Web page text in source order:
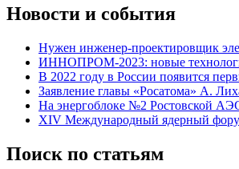
Новости и события
Нужен инженер-проектировщик
ИННОПРОМ-2023: новые
В 2022 году в России появится
Заявление главы «Росатома» А.
На энергоблоке №2 Ростовской АЭС
XIV Международный ядерный форум
Поиск по статьям